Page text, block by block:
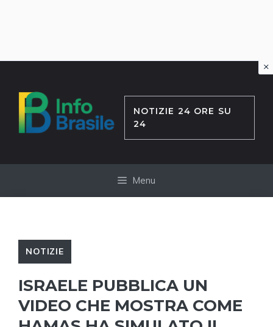
contenuto
NOTIZIE 24 ORE SU
24
Menu
NOTIZIE
ISRAELE PUBBLICA UN
VIDEO CHE MOSTRA COME
×